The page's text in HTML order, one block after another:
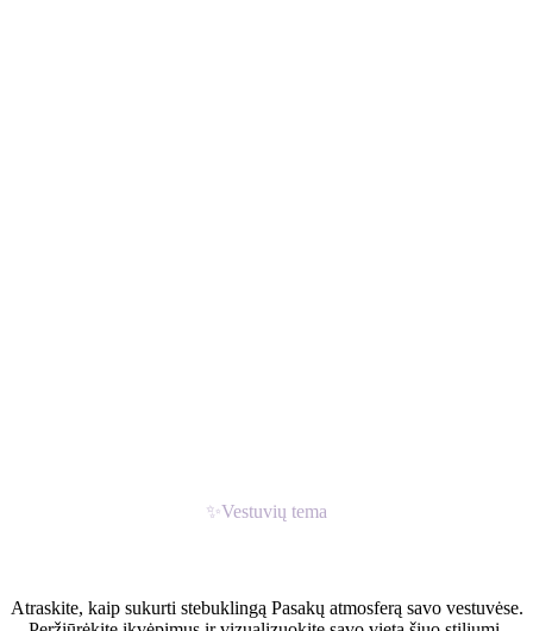
✨Vestuvių tema
Atraskite, kaip sukurti stebuklingą Pasakų atmosferą savo vestuvėse.